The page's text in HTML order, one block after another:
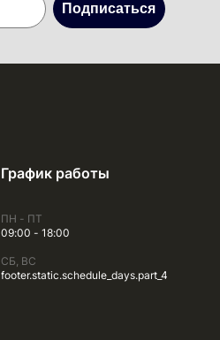
Подписаться
График работы
ПН - ПТ
09:00 - 18:00
СБ, ВС
footer.static.schedule_days.part_4